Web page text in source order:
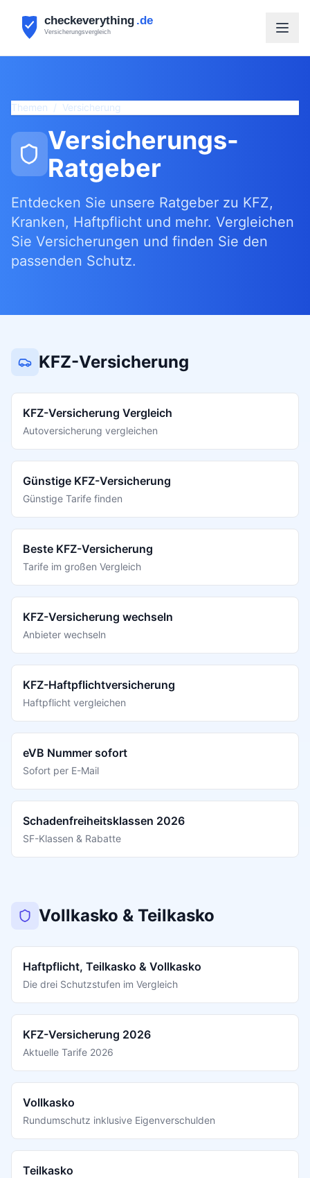
Themen / Versicherung
Versicherungs-
Ratgeber
Entdecken Sie unsere Ratgeber zu KFZ,
Kranken, Haftpflicht und mehr. Vergleichen
Sie Versicherungen und finden Sie den
passenden Schutz.
KFZ-Versicherung
KFZ-Versicherung Vergleich
Autoversicherung vergleichen
Günstige KFZ-Versicherung
Günstige Tarife finden
Beste KFZ-Versicherung
Tarife im großen Vergleich
KFZ-Versicherung wechseln
Anbieter wechseln
KFZ-Haftpflichtversicherung
Haftpflicht vergleichen
eVB Nummer sofort
Sofort per E-Mail
Schadenfreiheitsklassen 2026
SF-Klassen & Rabatte
Vollkasko & Teilkasko
Haftpflicht, Teilkasko & Vollkasko
Die drei Schutzstufen im Vergleich
KFZ-Versicherung 2026
Aktuelle Tarife 2026
Vollkasko
Rundumschutz inklusive Eigenverschulden
Teilkasko